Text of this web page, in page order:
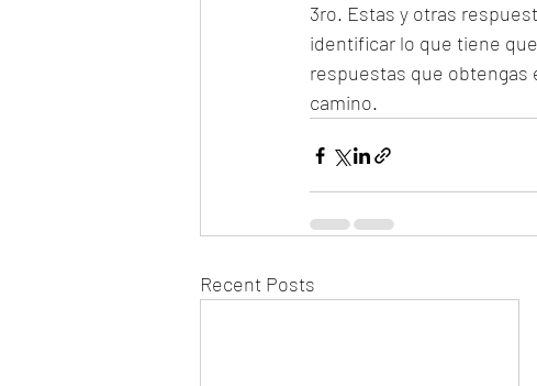
3ro. Estas y otras
identificar lo que tiene
respuestas que obtengas
camino.
Recent Posts